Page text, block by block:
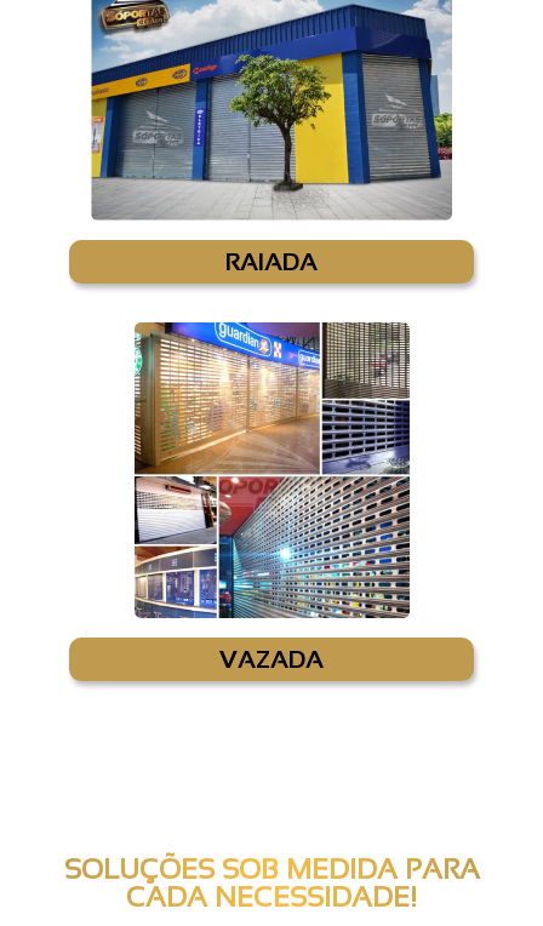
RAIADA
VAZADA
SOLUÇÕES SOB MEDIDA PARA
CADA NECESSIDADE!